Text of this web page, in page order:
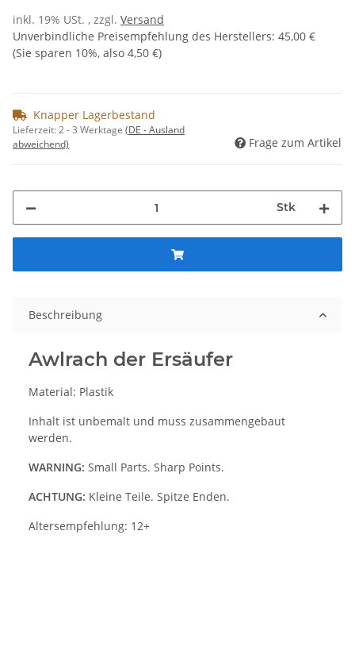
inkl. 19% USt. , zzgl. Versand
Unverbindliche Preisempfehlung des Herstellers: 45,00 €
(Sie sparen 10%, also 4,50 €)
Knapper Lagerbestand
Lieferzeit:2 - 3 Werktage (DE - Ausland
abweichend)
Frage zum Artikel
Stk
Beschreibung
Awlrach der Ersäufer
Material: Plastik
Inhalt ist unbemalt und muss zusammengebaut
werden.
WARNING: Small Parts. Sharp Points.
ACHTUNG: Kleine Teile. Spitze Enden.
Altersempfehlung: 12+